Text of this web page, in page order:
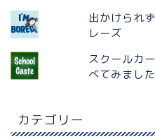
出かけられ
レーズ
スクールカ
べてみました
カテゴリー